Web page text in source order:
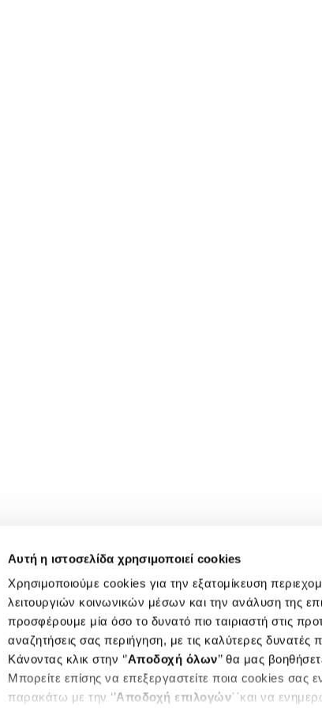
Αυτή η ιστοσελίδα χρησιμοποιεί cookies
Χρησιμοποιούμε cookies για την εξατομίκευση
λειτουργιών κοινωνικών μέσων και την ανάλυση της
προσφέρουμε μία όσο το δυνατό πιο ταιριαστή στις
αναζητήσεις σας περιήγηση, με τις καλύτερες δυνατές
Κάνοντας κλικ στην ‘’Αποδοχή όλων’’ θα μας
Μπορείτε επίσης να επεξεργαστείτε ποια cookies σας
παρακάτω με την ‘’Αποδοχή επιλογών΄΄και να